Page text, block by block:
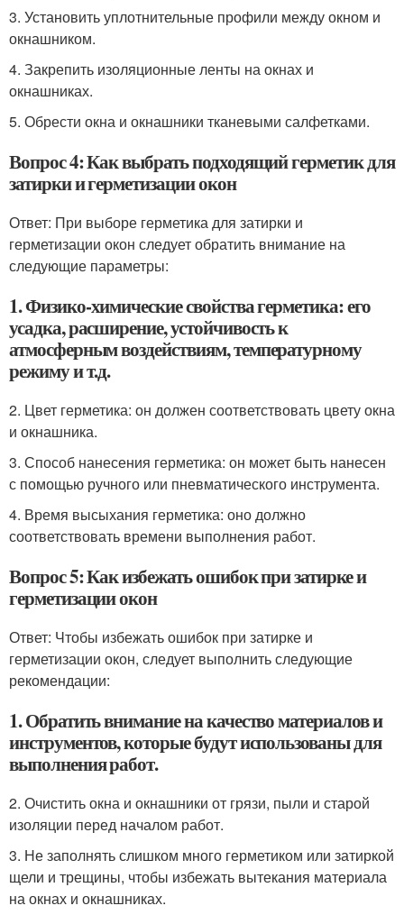
3. Установить уплотнительные профили между окном и
окнашником.
4. Закрепить изоляционные ленты на окнах и
окнашниках.
5. Обрести окна и окнашники тканевыми салфетками.
Вопрос 4: Как выбрать подходящий герметик для
затирки и герметизации окон
Ответ: При выборе герметика для затирки и
герметизации окон следует обратить внимание на
следующие параметры:
1. Физико-химические свойства герметика: его
усадка, расширение, устойчивость к
атмосферным воздействиям, температурному
режиму и т.д.
2. Цвет герметика: он должен соответствовать цвету окна
и окнашника.
3. Способ нанесения герметика: он может быть нанесен
с помощью ручного или пневматического инструмента.
4. Время высыхания герметика: оно должно
соответствовать времени выполнения работ.
Вопрос 5: Как избежать ошибок при затирке и
герметизации окон
Ответ: Чтобы избежать ошибок при затирке и
герметизации окон, следует выполнить следующие
рекомендации:
1. Обратить внимание на качество материалов и
инструментов, которые будут использованы для
выполнения работ.
2. Очистить окна и окнашники от грязи, пыли и старой
изоляции перед началом работ.
3. Не заполнять слишком много герметиком или затиркой
щели и трещины, чтобы избежать вытекания материала
на окнах и окнашниках.